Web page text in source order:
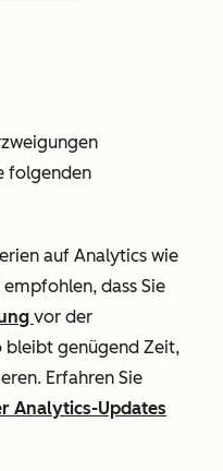
folgenden
auf Analytics wie
dass Sie
vor der
bleibt genügend Zeit,
Erfahren Sie
Analytics-Updates